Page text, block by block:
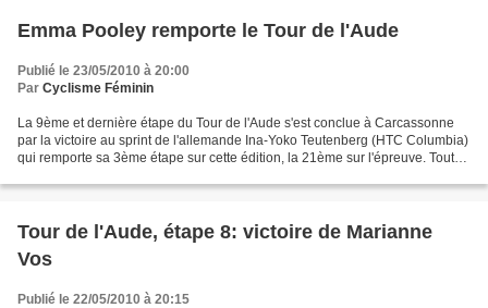
Emma Pooley remporte le Tour de l'Aude
Publié le 23/05/2010 à 20:00
Par Cyclisme Féminin
La 9ème et dernière étape du Tour de l'Aude s'est conclue à Carcassonne
par la victoire au sprint de l'allemande Ina-Yoko Teutenberg (HTC Columbia)
qui remporte sa 3ème étape sur cette édition, la 21ème sur l'épreuve. Tout
Tour de l'Aude, étape 8: victoire de Marianne
Vos
Publié le 22/05/2010 à 20:15